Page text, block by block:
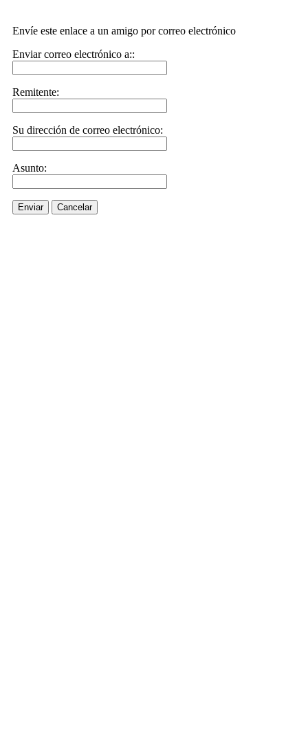
Envíe este enlace a un amigo por correo electrónico
Enviar correo electrónico a::
Remitente:
Su dirección de correo electrónico:
Asunto:
Enviar Cancelar